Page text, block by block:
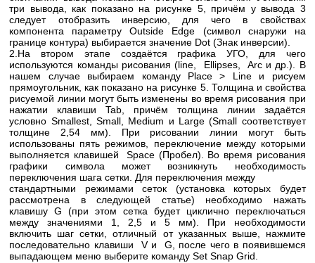
три вывода, как показано на рисунке 5, причём у вывода 3
следует отобразить инверсию, для чего в свойствах
компонента параметру Outside Edge (символ снаружи на
границе контура) выбирается значение Dot (Знак инверсии).
2.На втором этапе создаётся графика УГО, для чего
используются команды рисования (line, Ellipses, Arc и др.). В
нашем случае выбираем команду Place > Line и рисуем
прямоугольник, как показано на рисунке 5. Толщина и свойства
рисуемой линии могут быть изменены во время рисования при
нажатии клавиши Tab, причём толщина линии задаётся
условно Smallest, Small, Medium и Large (Small соответствует
толщине 2,54 мм). При рисовании линии могут быть
использованы пять режимов, переключение между которыми
выполняется клавишей Space (Пробел). Во время рисования
графики символа может возникнуть необходимость
переключения шага сетки. Для переключения между
стандартными режимами сеток (установка которых будет
рассмотрена в следующей статье) необходимо нажать
клавишу G (при этом сетка будет циклично переключаться
между значениями 1, 2,5 и 5 мм). При необходимости
включить шаг сетки, отличный от указанных выше, нажмите
последовательно клавиши V и G, после чего в появившемся
выпадающем меню выберите команду Set Snap Grid.